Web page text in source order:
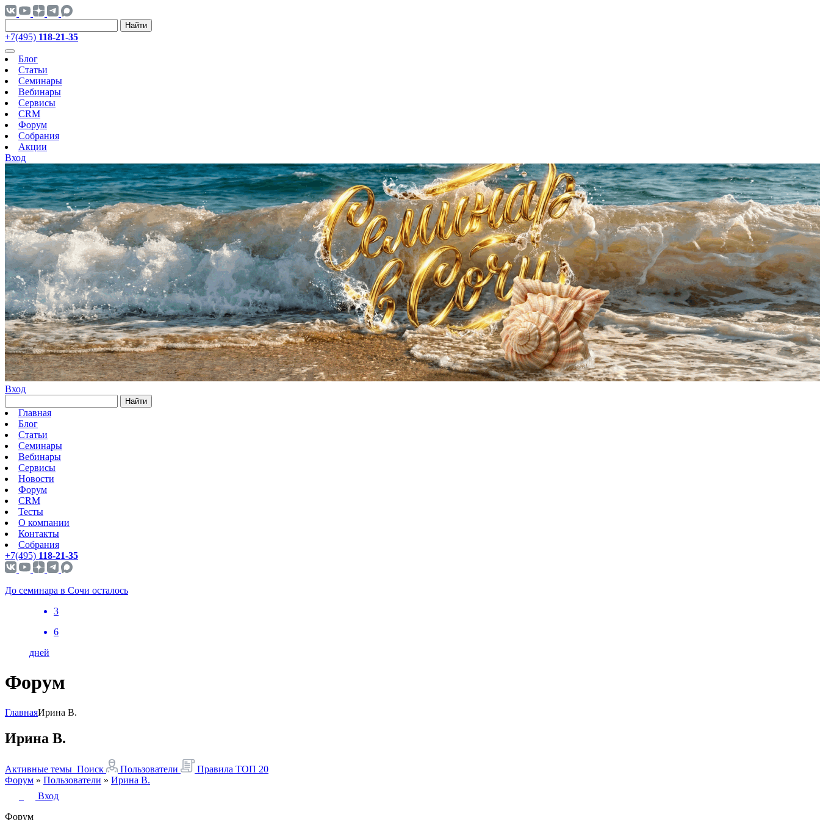
Найти
+7(495) 118-21-35
Блог
Статьи
Семинары
Вебинары
Сервисы
CRM
Форум
Собрания
Акции
Вход
Вход
Найти
Главная
Блог
Статьи
Семинары
Вебинары
Сервисы
Новости
Форум
CRM
Тесты
О компании
Контакты
Собрания
+7(495) 118-21-35
До семинара в Сочи осталось
3
6
дней
Форум
ГлавнаяИрина В.
Ирина В.
Активные темы Поиск Пользователи Правила ТОП 20
Форум » Пользователи » Ирина В.
Вход
Форум